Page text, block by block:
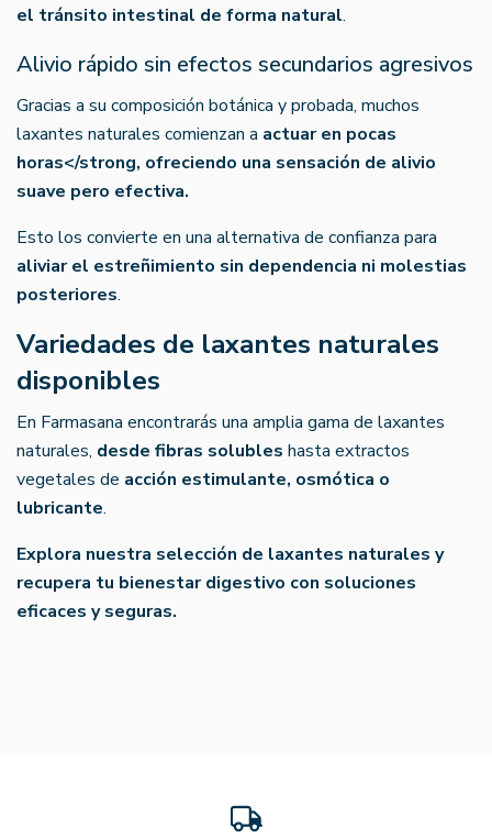
el tránsito intestinal de forma natural.
Alivio rápido sin efectos secundarios agresivos
Gracias a su composición botánica y probada, muchos
laxantes naturales comienzan a actuar en pocas
horas</strong, ofreciendo una sensación de alivio
suave pero efectiva.
Esto los convierte en una alternativa de confianza para
aliviar el estreñimiento sin dependencia ni molestias
posteriores.
Variedades de laxantes naturales
disponibles
En Farmasana encontrarás una amplia gama de laxantes
naturales, desde fibras solubles hasta extractos
vegetales de acción estimulante, osmótica o
lubricante.
Explora nuestra selección de laxantes naturales y
recupera tu bienestar digestivo con soluciones
eficaces y seguras.